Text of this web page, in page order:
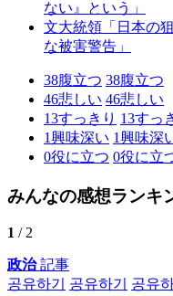
ない』という」
文大統領「日本の
な被害警告」
38腹立つ 38腹立つ
46悲しい 46悲しい
13すっきり 13すっ
1興味深い 1興味深
0役に立つ 0役に立
みんなの感想ランキ
1 / 2
政治記事
공유하기
공유하기 공유하